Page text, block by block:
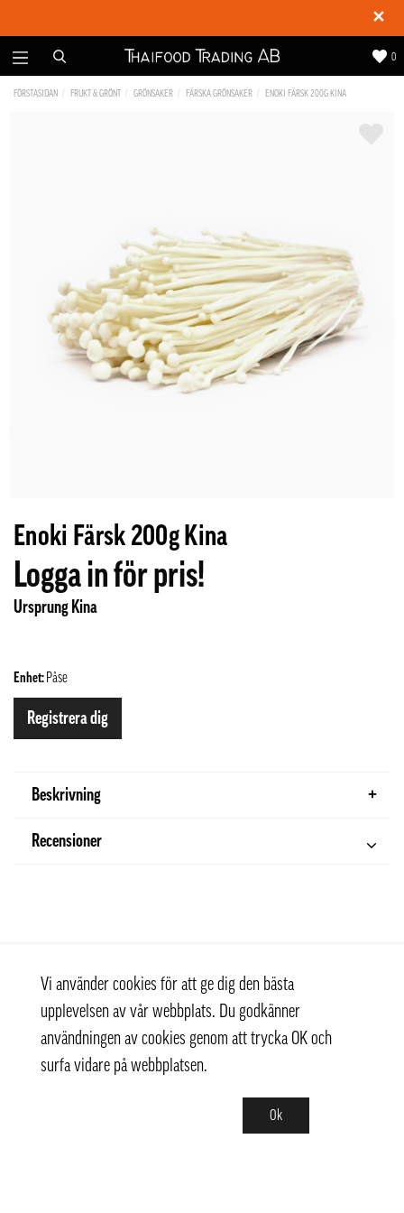
✕
0
FÖRSTASIDAN FRUKT & GRÖNT GRÖNSAKER FÄRSKA GRÖNSAKER ENOKI FÄRSK 200G KINA
Enoki Färsk 200g Kina
Logga in för pris!
Ursprung Kina
Enhet: Påse
Registrera dig
Beskrivning
Recensioner
Vi använder cookies för att ge dig den bästa
upplevelsen av vår webbplats. Du godkänner
användningen av cookies genom att trycka OK och
surfa vidare på webbplatsen.
Ok